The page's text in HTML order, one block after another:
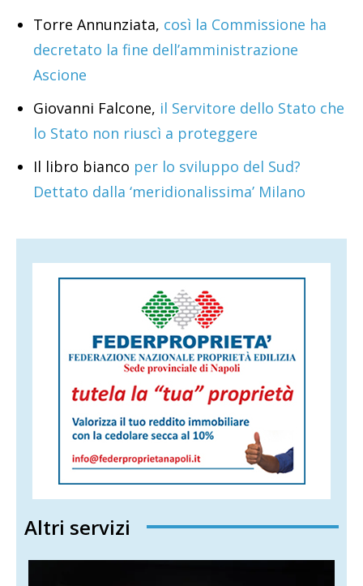
Torre Annunziata, così la Commissione ha
decretato la fine dell’amministrazione
Ascione
Giovanni Falcone, il Servitore dello Stato che
lo Stato non riuscì a proteggere
Il libro bianco per lo sviluppo del Sud?
Dettato dalla ‘meridionalissima’ Milano
Altri servizi